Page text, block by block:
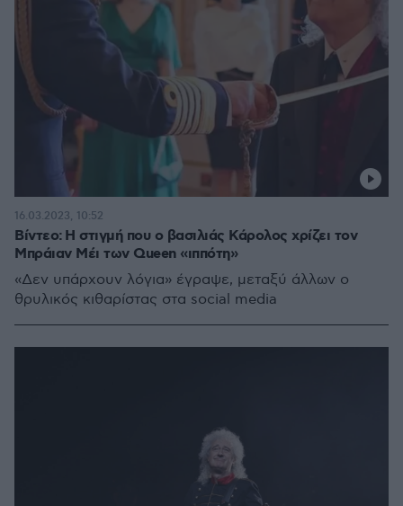
Βίντεο: Η στιγμή που ο βασιλιάς Κάρολος χρίζει τον
Μπράιαν Μέι των Queen «ιππότη»
«Δεν υπάρχουν λόγια» έγραψε, μεταξύ άλλων ο
θρυλικός κιθαρίστας στα social media
16.03.2023, 10:52